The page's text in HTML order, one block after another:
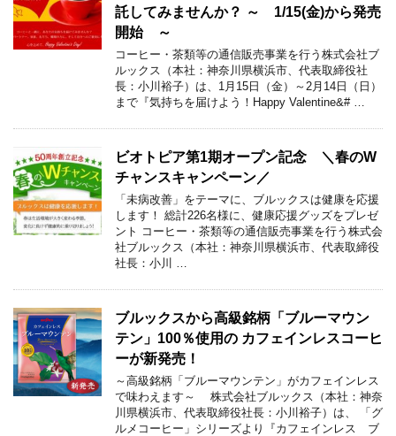
託してみませんか？ ～ 1/15(金)から発売
開始 ～
コーヒー・茶類等の通信販売事業を行う株式会社ブ
ルックス（本社：神奈川県横浜市、代表取締役社
長：小川裕子）は、1月15日（金）～2月14日（日）
まで『気持ちを届けよう！Happy Valentine&# …
ビオトピア第1期オープン記念 ＼春のW
チャンスキャンペーン／
「未病改善」をテーマに、ブルックスは健康を応援
します！ 総計226名様に、健康応援グッズをプレゼ
ント コーヒー・茶類等の通信販売事業を行う株式会
社ブルックス（本社：神奈川県横浜市、代表取締役
社長：小川 …
ブルックスから高級銘柄「ブルーマウン
テン」100％使用の カフェインレスコーヒ
ーが新発売！
～高級銘柄「ブルーマウンテン」がカフェインレス
で味わえます～ 株式会社ブルックス（本社：神奈
川県横浜市、代表取締役社長：小川裕子）は、 「グ
ルメコーヒー」シリーズより『カフェインレス ブ